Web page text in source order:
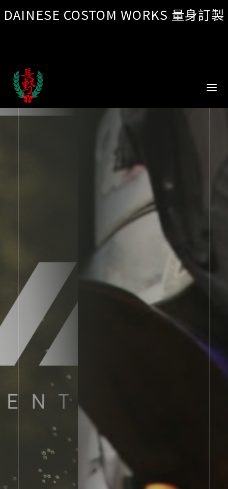
DAINESE COSTOM WORKS 量身訂製